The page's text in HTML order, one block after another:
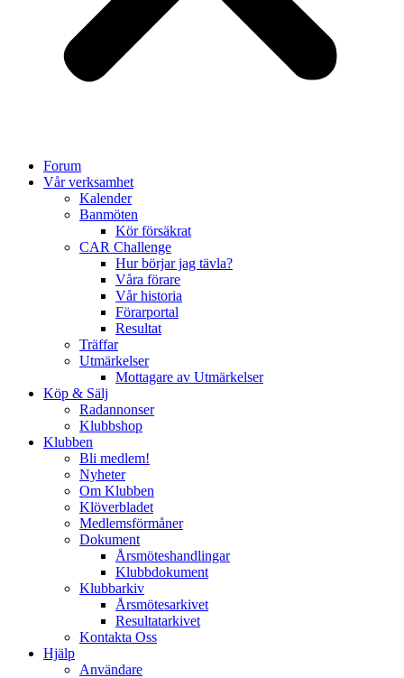
Forum
Vår verksamhet
Kalender
Banmöten
Kör försäkrat
CAR Challenge
Hur börjar jag tävla?
Våra förare
Vår historia
Förarportal
Resultat
Träffar
Utmärkelser
Mottagare av Utmärkelser
Köp & Sälj
Radannonser
Klubbshop
Klubben
Bli medlem!
Nyheter
Om Klubben
Klöverbladet
Medlemsförmåner
Dokument
Årsmöteshandlingar
Klubbdokument
Klubbarkiv
Årsmötesarkivet
Resultatarkivet
Kontakta Oss
Hjälp
Användare